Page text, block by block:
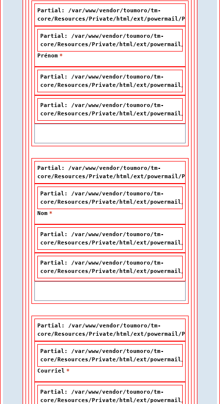
Partial: /var/www/vendor/toumoro/tm-
core/Resources/Private/html/ext/powermail/Partials/
Partial: /var/www/vendor/toumoro/tm-
core/Resources/Private/html/ext/powermail/Partials/
Prénom*
Partial: /var/www/vendor/toumoro/tm-
core/Resources/Private/html/ext/powermail/Partials/
Partial: /var/www/vendor/toumoro/tm-
core/Resources/Private/html/ext/powermail/Partials/
Partial: /var/www/vendor/toumoro/tm-
core/Resources/Private/html/ext/powermail/Partials/
Partial: /var/www/vendor/toumoro/tm-
core/Resources/Private/html/ext/powermail/Partials/
Nom*
Partial: /var/www/vendor/toumoro/tm-
core/Resources/Private/html/ext/powermail/Partials/
Partial: /var/www/vendor/toumoro/tm-
core/Resources/Private/html/ext/powermail/Partials/
Partial: /var/www/vendor/toumoro/tm-
core/Resources/Private/html/ext/powermail/Partials/
Partial: /var/www/vendor/toumoro/tm-
core/Resources/Private/html/ext/powermail/Partials/
Courriel*
Partial: /var/www/vendor/toumoro/tm-
core/Resources/Private/html/ext/powermail/Partials/